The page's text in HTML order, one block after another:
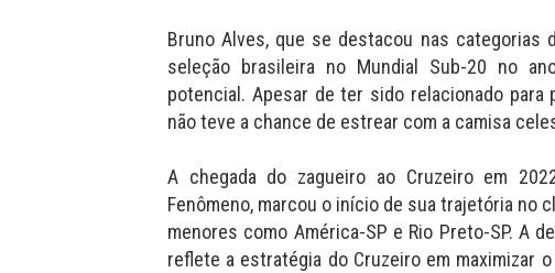
Bruno Alves, que se destacou nas categorias
seleção brasileira no Mundial Sub-20 no
potencial. Apesar de ter sido relacionado para
não teve a chance de estrear com a camisa
A chegada do zagueiro ao Cruzeiro em
Fenômeno, marcou o início de sua trajetória no
menores como América-SP e Rio Preto-SP. A
reflete a estratégia do Cruzeiro em maximizar